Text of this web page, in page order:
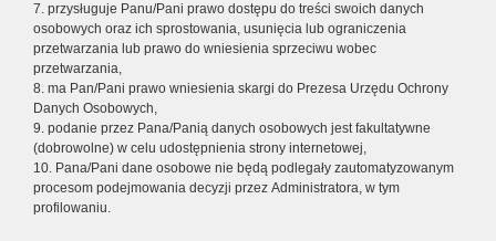
7. przysługuje Panu/Pani prawo dostępu do treści swoich danych
osobowych oraz ich sprostowania, usunięcia lub ograniczenia
przetwarzania lub prawo do wniesienia sprzeciwu wobec
przetwarzania,
8. ma Pan/Pani prawo wniesienia skargi do Prezesa Urzędu Ochrony
Danych Osobowych,
9. podanie przez Pana/Panią danych osobowych jest fakultatywne
(dobrowolne) w celu udostępnienia strony internetowej,
10. Pana/Pani dane osobowe nie będą podlegały zautomatyzowanym
procesom podejmowania decyzji przez Administratora, w tym
profilowaniu.